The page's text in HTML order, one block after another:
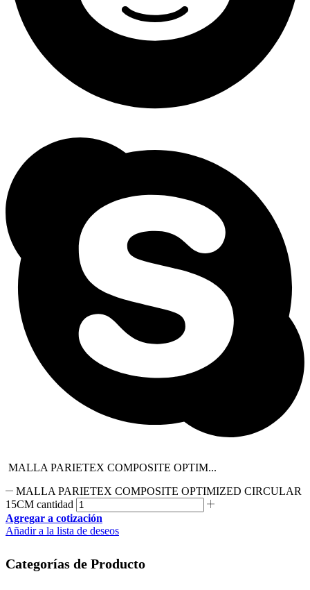
MALLA PARIETEX COMPOSITE OPTIM...
MALLA PARIETEX COMPOSITE OPTIMIZED CIRCULAR
15CM cantidad
Agregar a cotización
Añadir a la lista de deseos
Categorías de Producto